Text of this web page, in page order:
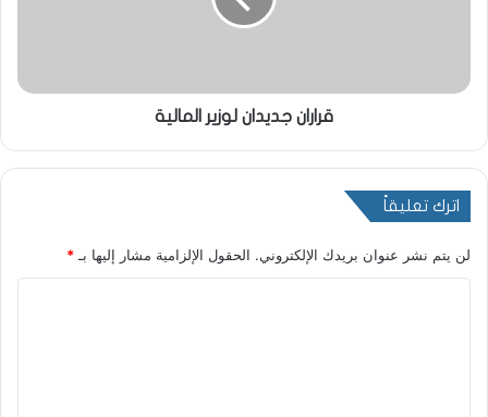
قراران جديدان لوزير المالية
اترك تعليقاً
لن يتم نشر عنوان بريدك الإلكتروني. الحقول الإلزامية مشار إليها بـ*